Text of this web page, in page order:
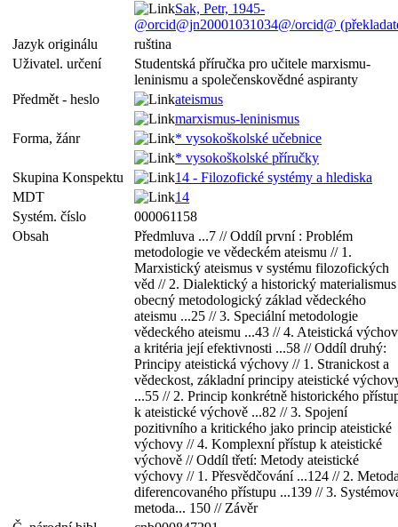
Sak, Petr, 1945-
@orcid@jn20001031034@/orcid@
Jazyk originálu
ruština
Uživatel. určení
Studentská příručka pro učitele marxismu-
leninismu a společenskovědné aspiranty
Předmět - heslo
ateismus
marxismus-leninismus
Forma, žánr
* vysokoškolské učebnice
* vysokoškolské příručky
Skupina Konspektu
14 - Filozofické systémy a hlediska
MDT
14
Systém. číslo
000061158
Obsah
Předmluva ...7 // Oddíl první : Problém
metodologie ve vědeckém ateismu // 1.
Marxistický ateismus v systému filozofických
věd // 2. Dialektický a historický materialismus
obecný metodologický základ vědeckého
ateismu ...25 // 3. Speciální metodologie
vědeckého ateismu ...43 // 4. Ateistická
a kritéria její efektivnosti ...58 // Oddíl druhý:
Principy ateistická výchovy // 1. Stranickost a
vědeckost, základní principy ateistické
...55 // 2. Princip konkrétně historického
k ateistické výchově ...82 // 3. Spojení
pozitivního a kritického jako princip ateistické
výchovy // 4. Komplexní přístup k ateistické
výchově // Oddíl třetí: Metody ateistické
výchovy // 1. Přesvědčování ...124 // 2.
diferencovaného přístupu ...139 // 3.
metoda... 150 // Závěr